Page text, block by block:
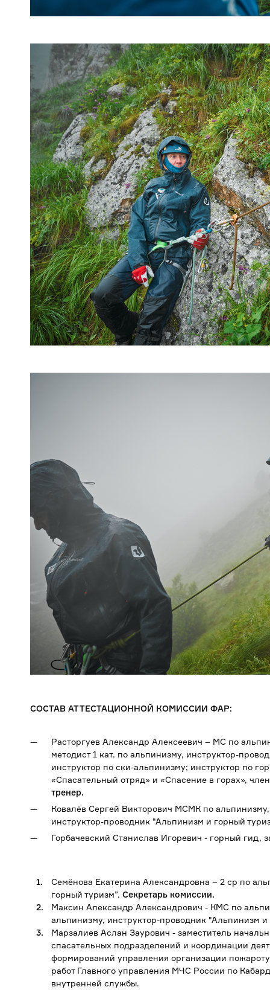
СОСТАВ АТТЕСТАЦИОННОЙ КОМИССИИ ФАР:
Расторгуев Александр Алексеевич – МС по
методист 1 кат. по альпинизму, инструктор-
инструктор по ски-альпинизму; инструктор по
«Спасательный отряд» и «Спасение в горах»,
тренер.
Ковалёв Сергей Викторович МСМК по
инструктор-проводник "Альпинизм и горный
Горбачевский Станислав Игоревич - горный гид,
Семёнова Екатерина Александровна – 2 ср по
горный туризм”. Секретарь комиссии.
Максин Александр Александрович - КМС по
альпинизму, инструктор-проводник "Альпинизм
Марзалиев Аслан Заурович - заместитель
спасательных подразделений и координации
формирований управления организации
работ Главного управления МЧС России по
внутренней службы.